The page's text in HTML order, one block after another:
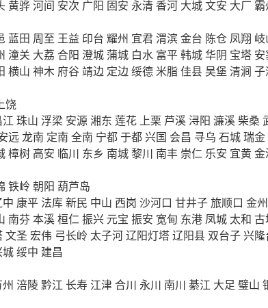
黄骅河间 安次 广阳 固安 永清 香河 大城文安 大厂 霸
蓝田 周至 王益 印台 耀州 宜君渭滨金台 陈仓 凤翔
潼关 大荔 合阳 澄城蒲城 白水 富平韩城华阴 宝塔
横山 神木 府谷靖边 定边绥德 米脂佳县吴堡 清涧 子
饶
江 珠山 浮梁 安源湘东 莲花 上栗 芦溪 浔阳 濂溪柴桑
远 龙南 定南 全南 宁都于都兴国 会昌 寻乌 石城瑞金
樟树 高安 临川 东乡 南城黎川 南丰 崇仁 乐安 宜黄
铁岭 朝阳 葫芦岛
康平 法库新民 中山 西岗 沙河口 甘井子旅顺口 金州
南芬 本溪桓仁振兴 元宝 振安 宽甸 东港 凤城 太和
文圣宏伟 弓长岭 太子河辽阳灯塔辽阳县 双台子兴隆
绥中 建昌
涪陵黔江 长寿 江津合川 永川 南川 綦江 大足 璧山